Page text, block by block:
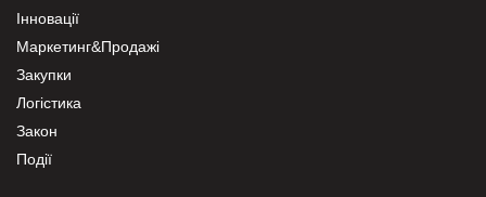
Інновації
Маркетинг&Продажі
Закупки
Логістика
Закон
Події